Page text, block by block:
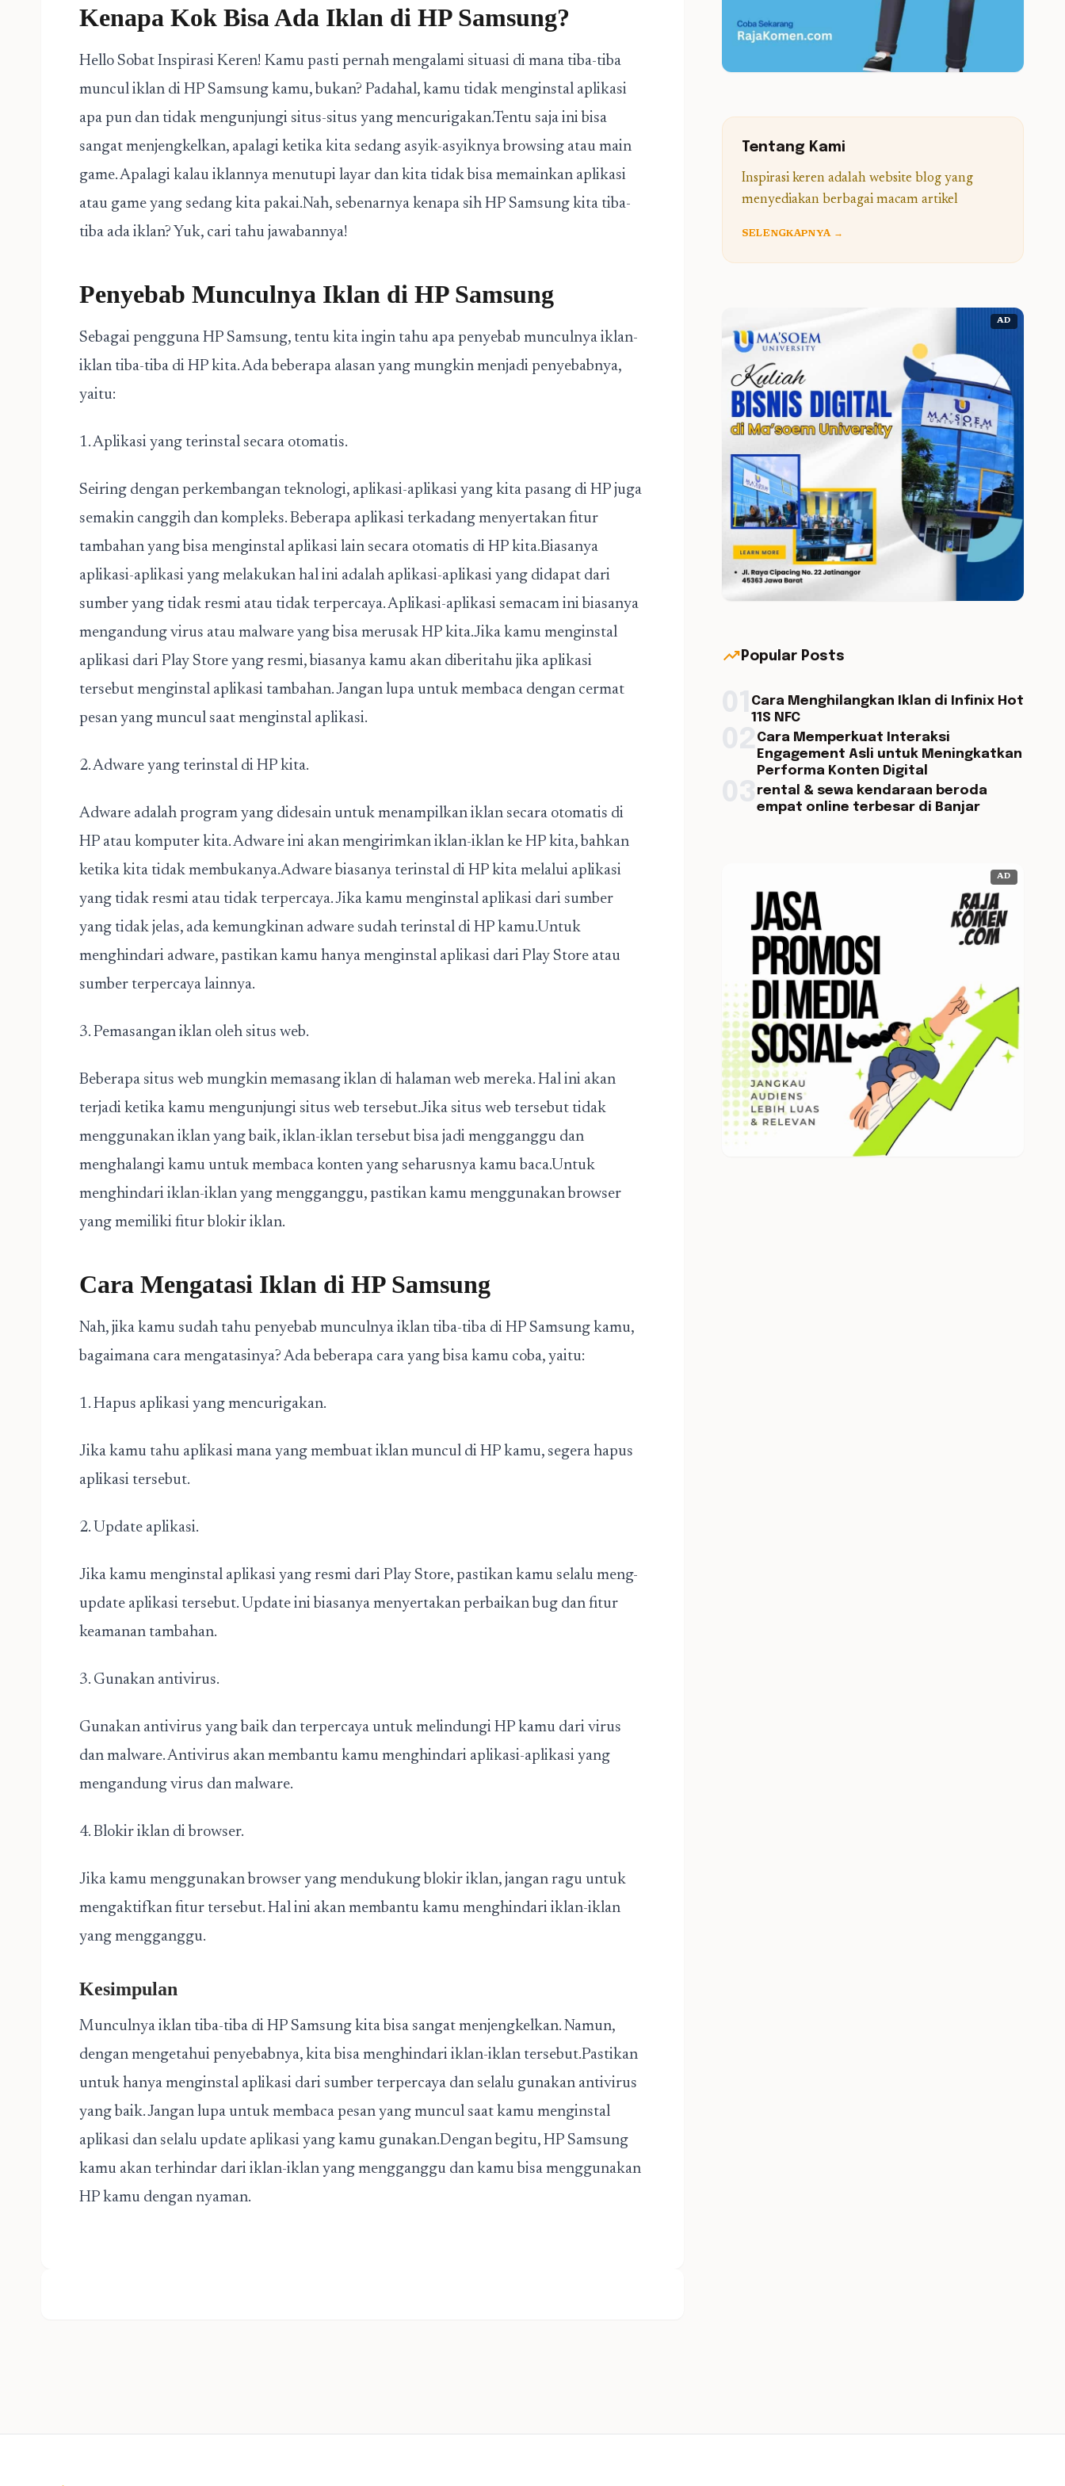
Kenapa Kok Bisa Ada Iklan di HP Samsung?
Hello Sobat Inspirasi Keren! Kamu pasti pernah mengalami situasi di mana tiba-tiba
muncul iklan di HP Samsung kamu, bukan? Padahal, kamu tidak menginstal aplikasi
apa pun dan tidak mengunjungi situs-situs yang mencurigakan.Tentu saja ini bisa
sangat menjengkelkan, apalagi ketika kita sedang asyik-asyiknya browsing atau main
game. Apalagi kalau iklannya menutupi layar dan kita tidak bisa memainkan aplikasi
atau game yang sedang kita pakai.Nah, sebenarnya kenapa sih HP Samsung kita tiba-
tiba ada iklan? Yuk, cari tahu jawabannya!
Penyebab Munculnya Iklan di HP Samsung
Sebagai pengguna HP Samsung, tentu kita ingin tahu apa penyebab munculnya iklan-
iklan tiba-tiba di HP kita. Ada beberapa alasan yang mungkin menjadi penyebabnya,
yaitu:
1. Aplikasi yang terinstal secara otomatis.
Seiring dengan perkembangan teknologi, aplikasi-aplikasi yang kita pasang di HP juga
semakin canggih dan kompleks. Beberapa aplikasi terkadang menyertakan fitur
tambahan yang bisa menginstal aplikasi lain secara otomatis di HP kita.Biasanya
aplikasi-aplikasi yang melakukan hal ini adalah aplikasi-aplikasi yang didapat dari
sumber yang tidak resmi atau tidak terpercaya. Aplikasi-aplikasi semacam ini biasanya
mengandung virus atau malware yang bisa merusak HP kita.Jika kamu menginstal
aplikasi dari Play Store yang resmi, biasanya kamu akan diberitahu jika aplikasi
tersebut menginstal aplikasi tambahan. Jangan lupa untuk membaca dengan cermat
pesan yang muncul saat menginstal aplikasi.
2. Adware yang terinstal di HP kita.
Adware adalah program yang didesain untuk menampilkan iklan secara otomatis di
HP atau komputer kita. Adware ini akan mengirimkan iklan-iklan ke HP kita, bahkan
ketika kita tidak membukanya.Adware biasanya terinstal di HP kita melalui aplikasi
yang tidak resmi atau tidak terpercaya. Jika kamu menginstal aplikasi dari sumber
yang tidak jelas, ada kemungkinan adware sudah terinstal di HP kamu.Untuk
menghindari adware, pastikan kamu hanya menginstal aplikasi dari Play Store atau
sumber terpercaya lainnya.
3. Pemasangan iklan oleh situs web.
Beberapa situs web mungkin memasang iklan di halaman web mereka. Hal ini akan
terjadi ketika kamu mengunjungi situs web tersebut.Jika situs web tersebut tidak
menggunakan iklan yang baik, iklan-iklan tersebut bisa jadi mengganggu dan
menghalangi kamu untuk membaca konten yang seharusnya kamu baca.Untuk
menghindari iklan-iklan yang mengganggu, pastikan kamu menggunakan browser
yang memiliki fitur blokir iklan.
Cara Mengatasi Iklan di HP Samsung
Nah, jika kamu sudah tahu penyebab munculnya iklan tiba-tiba di HP Samsung kamu,
bagaimana cara mengatasinya? Ada beberapa cara yang bisa kamu coba, yaitu:
1. Hapus aplikasi yang mencurigakan.
Jika kamu tahu aplikasi mana yang membuat iklan muncul di HP kamu, segera hapus
aplikasi tersebut.
2. Update aplikasi.
Jika kamu menginstal aplikasi yang resmi dari Play Store, pastikan kamu selalu meng-
update aplikasi tersebut. Update ini biasanya menyertakan perbaikan bug dan fitur
keamanan tambahan.
3. Gunakan antivirus.
Gunakan antivirus yang baik dan terpercaya untuk melindungi HP kamu dari virus
dan malware. Antivirus akan membantu kamu menghindari aplikasi-aplikasi yang
mengandung virus dan malware.
4. Blokir iklan di browser.
Jika kamu menggunakan browser yang mendukung blokir iklan, jangan ragu untuk
mengaktifkan fitur tersebut. Hal ini akan membantu kamu menghindari iklan-iklan
yang mengganggu.
Kesimpulan
Munculnya iklan tiba-tiba di HP Samsung kita bisa sangat menjengkelkan. Namun,
dengan mengetahui penyebabnya, kita bisa menghindari iklan-iklan tersebut.Pastikan
untuk hanya menginstal aplikasi dari sumber terpercaya dan selalu gunakan antivirus
yang baik. Jangan lupa untuk membaca pesan yang muncul saat kamu menginstal
aplikasi dan selalu update aplikasi yang kamu gunakan.Dengan begitu, HP Samsung
kamu akan terhindar dari iklan-iklan yang mengganggu dan kamu bisa menggunakan
HP kamu dengan nyaman.
Tentang Kami
Inspirasi keren adalah website blog yang
menyediakan berbagai macam artikel
SELENGKAPNYA →
AD
trending_up Popular Posts
Cara Menghilangkan Iklan di Infinix Hot
11S NFC
Cara Memperkuat Interaksi
Engagement Asli untuk Meningkatkan
Performa Konten Digital
rental & sewa kendaraan beroda
empat online terbesar di Banjar
AD